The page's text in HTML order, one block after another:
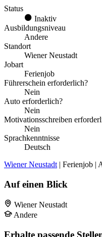
Status
Inaktiv
Ausbildungsniveau
Andere
Standort
Wiener Neustadt
Jobart
Ferienjob
Führerschein erforderlich?
Nein
Auto erforderlich?
Nein
Motivationsschreiben
Nein
Sprachkenntnisse
Deutsch
Wiener Neustadt | Ferienjob |
Auf einen Blick
Wiener Neustadt
Andere
Erhalte passende